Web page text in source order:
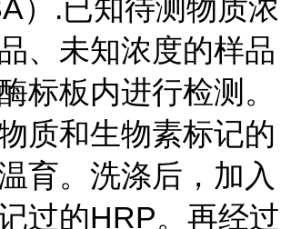
）.已知待测物质浓
、未知浓度的样品
标板内进行检测。
质和生物素标记的
育。洗涤后，加入
过的HRP。再经过